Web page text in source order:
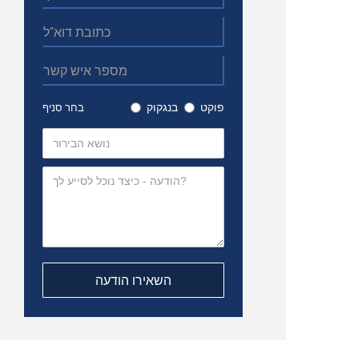
בחר סניף בנגקוק פוקט